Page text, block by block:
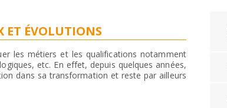
ET ÉVOLUTIONS
les métiers et les qualifications notamment
etc. En effet, depuis quelques années,
dans sa transformation et reste par ailleurs